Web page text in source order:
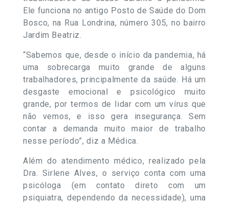
Ele funciona no antigo Posto de Saúde do Dom
Bosco, na Rua Londrina, número 305, no bairro
Jardim Beatriz.
“Sabemos que, desde o início da pandemia, há
uma sobrecarga muito grande de alguns
trabalhadores, principalmente da saúde. Há um
desgaste emocional e psicológico muito
grande, por termos de lidar com um vírus que
não vemos, e isso gera insegurança. Sem
contar a demanda muito maior de trabalho
nesse período”, diz a Médica.
Além do atendimento médico, realizado pela
Dra. Sirlene Alves, o serviço conta com uma
psicóloga (em contato direto com um
psiquiatra, dependendo da necessidade), uma